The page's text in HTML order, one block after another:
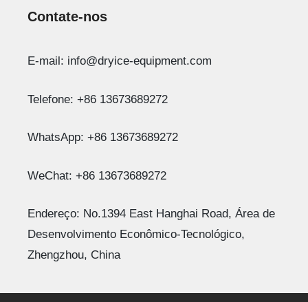
Contate-nos
E-mail: info@dryice-equipment.com
Telefone: +86 13673689272
WhatsApp: +86 13673689272
WeChat: +86 13673689272
Endereço: No.1394 East Hanghai Road, Área de
Desenvolvimento Econômico-Tecnológico,
Zhengzhou, China